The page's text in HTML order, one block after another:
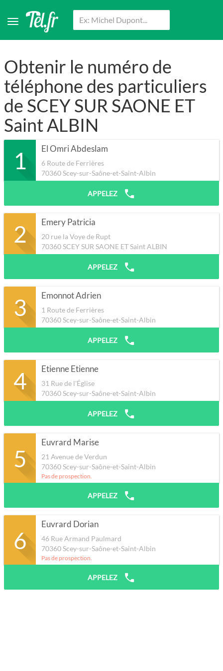
Obtenir le numéro de
téléphone des particuliers
de SCEY SUR SAONE ET
Saint ALBIN
1 El Omri Abdeslam
6 Route de Ferrières
70360Scey-sur-Saône-et-Saint-Albin
APPELEZ
2 Emery Patricia
20 rue la Voye de Rupt
70360SCEY SUR SAONE ET Saint ALBIN
APPELEZ
3 Emonnot Adrien
1 Route de Ferrières
70360Scey-sur-Saône-et-Saint-Albin
APPELEZ
4 Etienne Etienne
31 Rue de l'Église
70360Scey-sur-Saône-et-Saint-Albin
APPELEZ
5
Euvrard Marise
21 Avenue de Verdun
70360Scey-sur-Saône-et-Saint-Albin
Pas de prospection.
APPELEZ
6
Euvrard Dorian
46 Rue Armand Paulmard
70360Scey-sur-Saône-et-Saint-Albin
Pas de prospection.
APPELEZ